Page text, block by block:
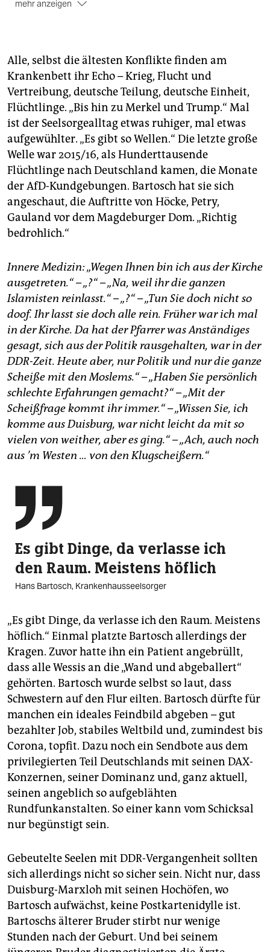
mehr anzeigen
Krankenhausseelsorge (wie auch in den Gefängnissen
und beim Militär). Es ist eine Übernahme der
Weimarer Reichsverfassung von 1919. Nach
Infektionsschutzgesetz § 30, Absatz 4, muss
Seelsorgern auch Zutritt zu Infektionskranken
gestattet werden.
Zum Weiterlesen:Hans Bartosch: „Was noch erzählt
werden muss. Seelsorge am Krankenbett“, Info3
Verlag.(taz)
Alle, selbst die ältesten Konflikte finden am
Krankenbett ihr Echo – Krieg, Flucht und
Vertreibung, deutsche Teilung, deutsche Einheit,
Flüchtlinge. „Bis hin zu Merkel und Trump.“ Mal
ist der Seelsorgealltag etwas ruhiger, mal etwas
aufgewühlter. „Es gibt so Wellen.“ Die letzte große
Welle war 2015/16, als Hunderttausende
Flüchtlinge nach Deutschland kamen, die Monate
der AfD-Kundgebungen. Bartosch hat sie sich
angeschaut, die Auftritte von Höcke, Petry,
Gauland vor dem Magdeburger Dom. „Richtig
bedrohlich.“
Innere Medizin: „Wegen Ihnen bin ich aus der Kirche
ausgetreten.“ – „?“ – „Na, weil ihr die ganzen
Islamisten reinlasst.“ – „?“ – „Tun Sie doch nicht so
doof. Ihr lasst sie doch alle rein. Früher war ich mal
in der Kirche. Da hat der Pfarrer was Anständiges
gesagt, sich aus der Politik rausgehalten, war in der
DDR-Zeit. Heute aber, nur Politik und nur die ganze
Scheiße mit den Moslems.“ – „Haben Sie persönlich
schlechte Erfahrungen gemacht?“ – „Mit der
Scheißfrage kommt ihr immer.“ – „Wissen Sie, ich
komme aus Duisburg, war nicht leicht da mit so
vielen von weither, aber es ging.“ – „Ach, auch noch
aus ’m Westen … von den Klugscheißern.“

Es gibt Dinge, da verlasse ich
den Raum. Meistens höflich
Hans Bartosch, Krankenhausseelsorger
„Es gibt Dinge, da verlasse ich den Raum. Meistens
höflich.“ Einmal platzte Bartosch allerdings der
Kragen. Zuvor hatte ihn ein Patient angebrüllt,
dass alle Wessis an die „Wand und abgeballert“
gehörten. Bartosch wurde selbst so laut, dass
Schwestern auf den Flur eilten. Bartosch dürfte für
manchen ein ideales Feindbild abgeben – gut
bezahlter Job, stabiles Weltbild und, zumindest bis
Corona, topfit. Dazu noch ein Sendbote aus dem
privilegierten Teil Deutschlands mit seinen DAX-
Konzernen, seiner Dominanz und, ganz aktuell,
seinen angeblich so aufgeblähten
Rundfunkanstalten. So einer kann vom Schicksal
nur begünstigt sein.
Gebeutelte Seelen mit DDR-Vergangenheit sollten
sich allerdings nicht so sicher sein. Nicht nur, dass
Duisburg-Marxloh mit seinen Hochöfen, wo
Bartosch aufwächst, keine Postkartenidylle ist.
Bartoschs älterer Bruder stirbt nur wenige
Stunden nach der Geburt. Und bei seinem